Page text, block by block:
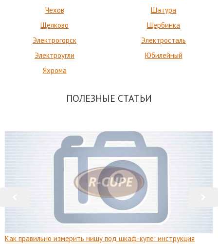
Чехов
Шатура
Щелково
Щербинка
Электрогорск
Электросталь
Электроугли
Юбилейный
Яхрома
ПОЛЕЗНЫЕ СТАТЬИ
Как правильно измерить нишу под шкаф-купе: инструкция